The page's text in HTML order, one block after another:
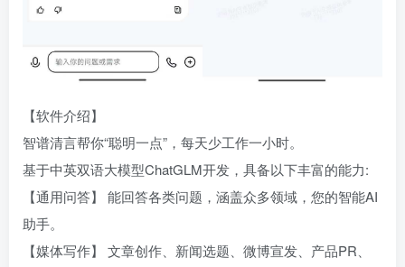
【软件介绍】
智谱清言帮你“聪明一点”，每天少工作一小时。
基于中英双语大模型ChatGLM开发，具备以下丰富的能力:
【通用问答】 能回答各类问题，涵盖众多领域，您的智能AI
助手。
【媒体写作】 文章创作、新闻选题、微博宣发、产品PR、